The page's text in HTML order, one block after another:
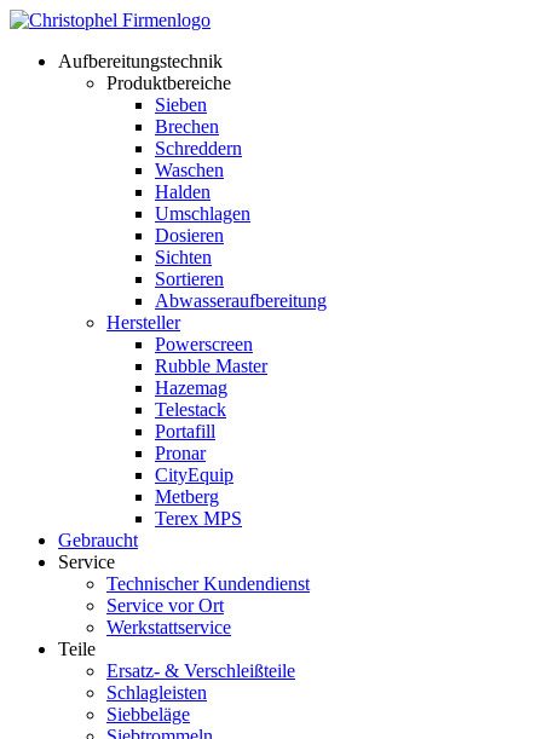
Aufbereitungstechnik
Produktbereiche
Sieben
Brechen
Schreddern
Waschen
Halden
Umschlagen
Dosieren
Sichten
Sortieren
Abwasseraufbereitung
Hersteller
Powerscreen
Rubble Master
Hazemag
Telestack
Portafill
Pronar
CityEquip
Metberg
Terex MPS
Gebraucht
Service
Technischer Kundendienst
Service vor Ort
Werkstattservice
Teile
Ersatz- & Verschleißteile
Schlagleisten
Siebbeläge